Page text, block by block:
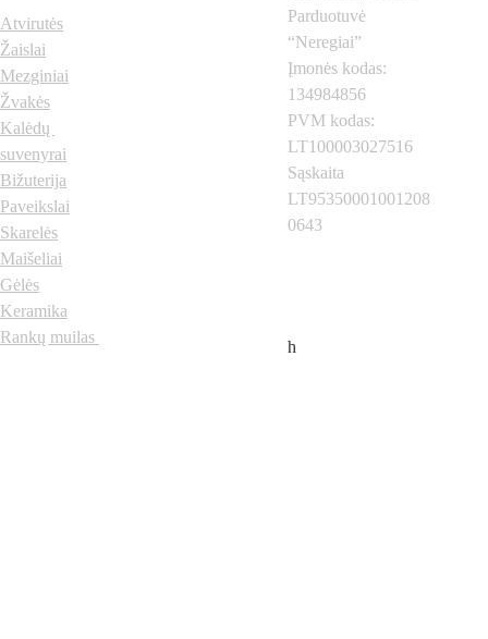
Parduotuvė
“Neregiai”
Įmonės kodas:
134984856
PVM kodas:
LT100003027516
Sąskaita
LT95350001001208
0643
h
Atvirutės
Žaislai
Mezginiai
Žvakės
Kalėdų
suvenyrai
Bižuterija
Paveikslai
Skarelės
Maišeliai
Gėlės
Keramika
Rankų muilas